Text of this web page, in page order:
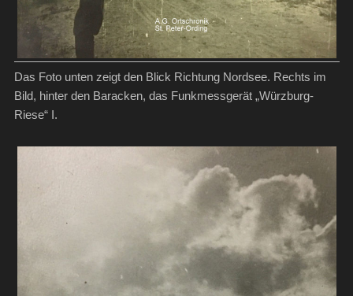
Das Foto unten zeigt den Blick Richtung Nordsee. Rechts im
Bild, hinter den Baracken, das Funkmessgerät „Würzburg-
Riese“ I.